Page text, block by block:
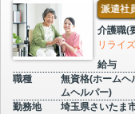
派遣社
介護職(
リライ
給与
職種
無資格(ホームヘ
ムヘルパー)
勤務地
埼玉県さいたま